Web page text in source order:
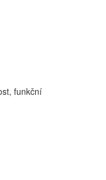
funkční